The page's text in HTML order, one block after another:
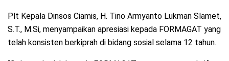
Plt Kepala Dinsos Ciamis, H. Tino Armyanto Lukman Slamet,
S.T., M.Si, menyampaikan apresiasi kepada FORMAGAT yang
telah konsisten berkiprah di bidang sosial selama 12 tahun.